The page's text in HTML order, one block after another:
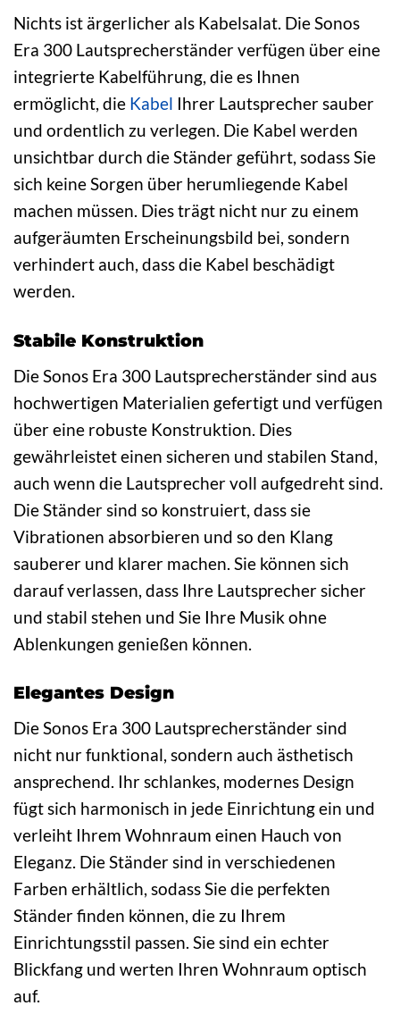
Nichts ist ärgerlicher als Kabelsalat. Die Sonos
Era 300 Lautsprecherständer verfügen über eine
integrierte Kabelführung, die es Ihnen
ermöglicht, die Kabel Ihrer Lautsprecher sauber
und ordentlich zu verlegen. Die Kabel werden
unsichtbar durch die Ständer geführt, sodass Sie
sich keine Sorgen über herumliegende Kabel
machen müssen. Dies trägt nicht nur zu einem
aufgeräumten Erscheinungsbild bei, sondern
verhindert auch, dass die Kabel beschädigt
werden.
Stabile Konstruktion
Die Sonos Era 300 Lautsprecherständer sind aus
hochwertigen Materialien gefertigt und verfügen
über eine robuste Konstruktion. Dies
gewährleistet einen sicheren und stabilen Stand,
auch wenn die Lautsprecher voll aufgedreht sind.
Die Ständer sind so konstruiert, dass sie
Vibrationen absorbieren und so den Klang
sauberer und klarer machen. Sie können sich
darauf verlassen, dass Ihre Lautsprecher sicher
und stabil stehen und Sie Ihre Musik ohne
Ablenkungen genießen können.
Elegantes Design
Die Sonos Era 300 Lautsprecherständer sind
nicht nur funktional, sondern auch ästhetisch
ansprechend. Ihr schlankes, modernes Design
fügt sich harmonisch in jede Einrichtung ein und
verleiht Ihrem Wohnraum einen Hauch von
Eleganz. Die Ständer sind in verschiedenen
Farben erhältlich, sodass Sie die perfekten
Ständer finden können, die zu Ihrem
Einrichtungsstil passen. Sie sind ein echter
Blickfang und werten Ihren Wohnraum optisch
auf.